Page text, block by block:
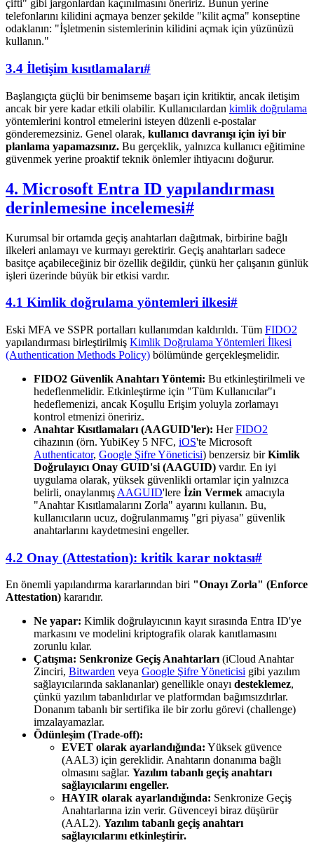
çifti" gibi jargonlardan kaçınılmasını öneririz. Bunun yerine
telefonlarını kilidini açmaya benzer şekilde "kilit açma" konseptine
odaklanın: "İşletmenin sistemlerinin kilidini açmak için yüzünüzü
kullanın."
3.4 İletişim kısıtlamaları#
Başlangıçta güçlü bir benimseme başarı için kritiktir, ancak iletişim
ancak bir yere kadar etkili olabilir. Kullanıcılardan kimlik doğrulama
yöntemlerini kontrol etmelerini isteyen düzenli e-postalar
gönderemezsiniz. Genel olarak, kullanıcı davranışı için iyi bir
planlama yapamazsınız. Bu gerçeklik, yalnızca kullanıcı eğitimine
güvenmek yerine proaktif teknik önlemler ihtiyacını doğurur.
4. Microsoft Entra ID yapılandırması
derinlemesine incelemesi#
Kurumsal bir ortamda geçiş anahtarları dağıtmak, birbirine bağlı
ilkeleri anlamayı ve kurmayı gerektirir. Geçiş anahtarları sadece
basitçe açabileceğiniz bir özellik değildir, çünkü her çalışanın günlük
işleri üzerinde büyük bir etkisi vardır.
4.1 Kimlik doğrulama yöntemleri ilkesi#
Eski MFA ve SSPR portalları kullanımdan kaldırıldı. Tüm FIDO2
yapılandırması birleştirilmiş Kimlik Doğrulama Yöntemleri İlkesi
(Authentication Methods Policy) bölümünde gerçekleşmelidir.
FIDO2 Güvenlik Anahtarı Yöntemi: Bu etkinleştirilmeli ve
hedeflenmelidir. Etkinleştirme için "Tüm Kullanıcılar"ı
hedeflemenizi, ancak Koşullu Erişim yoluyla zorlamayı
kontrol etmenizi öneririz.
Anahtar Kısıtlamaları (AAGUID'ler): HerFIDO2
cihazının (örn. YubiKey 5 NFC, iOS'te Microsoft
Authenticator, Google Şifre Yöneticisi) benzersiz birKimlik
Doğrulayıcı Onay GUID'si (AAGUID) vardır. En iyi
uygulama olarak, yüksek güvenlikli ortamlar için yalnızca
belirli, onaylanmış AAGUID'lere İzin Vermek amacıyla
"Anahtar Kısıtlamalarını Zorla" ayarını kullanın. Bu,
kullanıcıların ucuz, doğrulanmamış "gri piyasa" güvenlik
anahtarlarını kaydetmesini engeller.
4.2 Onay (Attestation): kritik karar noktası#
En önemli yapılandırma kararlarından biri "Onayı Zorla" (Enforce
Attestation) kararıdır.
Ne yapar: Kimlik doğrulayıcının kayıt sırasında Entra ID'ye
markasını ve modelini kriptografik olarak kanıtlamasını
zorunlu kılar.
Çatışma: Senkronize Geçiş Anahtarları (iCloud Anahtar
Zinciri, Bitwarden veya Google Şifre Yöneticisi gibi yazılım
sağlayıcılarında saklananlar) genellikle onayı desteklemez,
çünkü yazılım tabanlıdırlar ve platformdan bağımsızdırlar.
Donanım tabanlı bir sertifika ile bir zorlu görevi (challenge)
imzalayamazlar.
Ödünleşim (Trade-off):
EVET olarak ayarlandığında: Yüksek güvence
(AAL3) için gereklidir. Anahtarın donanıma bağlı
olmasını sağlar. Yazılım tabanlı geçiş anahtarı
sağlayıcılarını engeller.
HAYIR olarak ayarlandığında: Senkronize Geçiş
Anahtarlarına izin verir. Güvenceyi biraz düşürür
(AAL2). Yazılım tabanlı geçiş anahtarı
sağlayıcılarını etkinleştirir.